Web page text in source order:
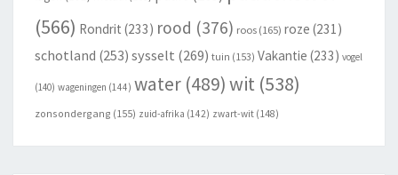
(566) Rondrit (233) rood (376) roos (165) roze (231)
schotland (253) sysselt (269) tuin (153) Vakantie (233) vogel
(140) wageningen (144) water (489)wit (538)
zonsondergang (155) zuid-afrika (142) zwart-wit (148)